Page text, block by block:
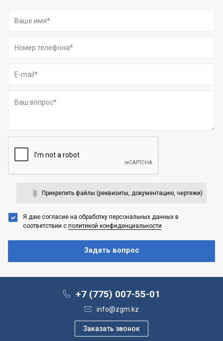
Прикрепить файлы (реквизиты, документацию, чертежи)
Я даю согласие на обработку персональных данных в
соответствии с политикой конфиденциальности
+7 (775) 007-55-01
info@zgm.kz